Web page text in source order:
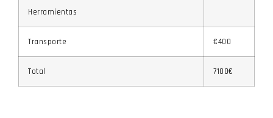
Herramientas
Transporte €400
Total 7100€